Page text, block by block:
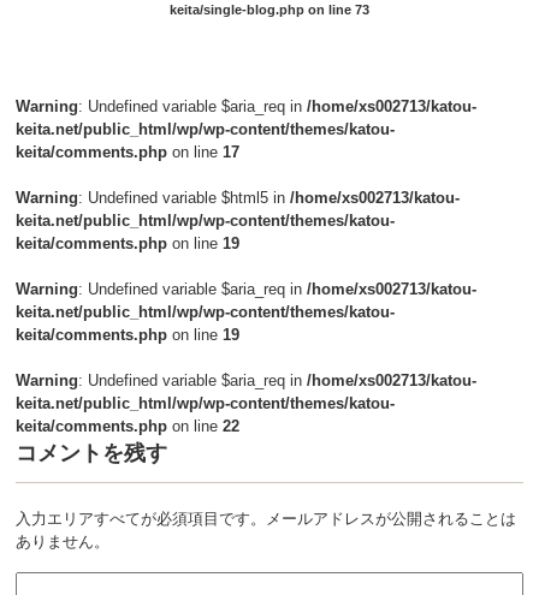
keita/single-blog.php on line 73
Warning: Undefined variable $aria_req in/home/xs002713/katou-
keita.net/public_html/wp/wp-content/themes/katou-
keita/comments.php on line17
Warning: Undefined variable $html5 in/home/xs002713/katou-
keita.net/public_html/wp/wp-content/themes/katou-
keita/comments.php on line19
Warning: Undefined variable $aria_req in/home/xs002713/katou-
keita.net/public_html/wp/wp-content/themes/katou-
keita/comments.php on line19
Warning: Undefined variable $aria_req in/home/xs002713/katou-
keita.net/public_html/wp/wp-content/themes/katou-
keita/comments.php on line22
コメントを残す
入力エリアすべてが必須項目です。メールアドレスが公開されることは
ありません。